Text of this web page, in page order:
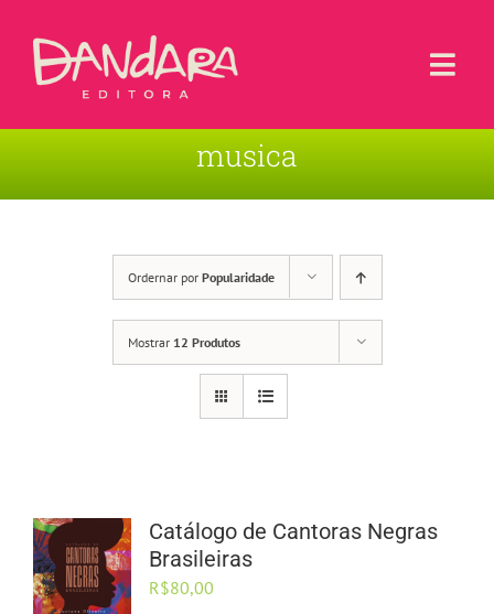
Sobre a Editora
musica
Ordernar por Popularidade
Mostrar 12 Produtos
Catálogo de Cantoras Negras
Brasileiras
R$80,00